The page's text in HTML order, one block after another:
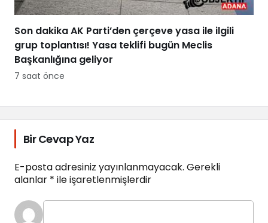
Son dakika AK Parti’den çerçeve yasa ile ilgili
grup toplantısı! Yasa teklifi bugün Meclis
Başkanlığına geliyor
7 saat önce
Bir Cevap Yaz
E-posta adresiniz yayınlanmayacak. Gerekli
alanlar * ile işaretlenmişlerdir